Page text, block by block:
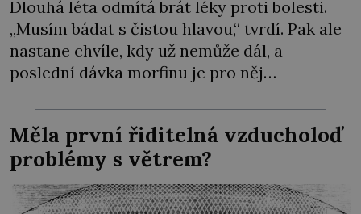
Dlouhá léta odmítá brát léky proti bolesti.
„Musím bádat s čistou hlavou,“ tvrdí. Pak ale
nastane chvíle, kdy už nemůže dál, a
poslední dávka morfinu je pro něj
psychoanalýzy Sigmunda Freuda (†1939) je
vskutku internacionální. Na svět přichází 6.
května 1856 v moravském Příboru v německy
mluvící rodině původem z polské Haliče. Už
v dětství […]
Měla první řiditelná vzducholoď
problémy s větrem?